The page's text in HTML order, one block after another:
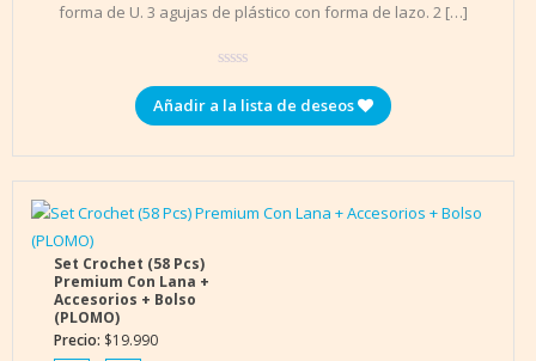
forma de U. 3 agujas de plástico con forma de lazo. 2 […]
Añadir a la lista de deseos
Set Crochet (58 Pcs)
Premium Con Lana +
Accesorios + Bolso
(PLOMO)
Precio: $19.990